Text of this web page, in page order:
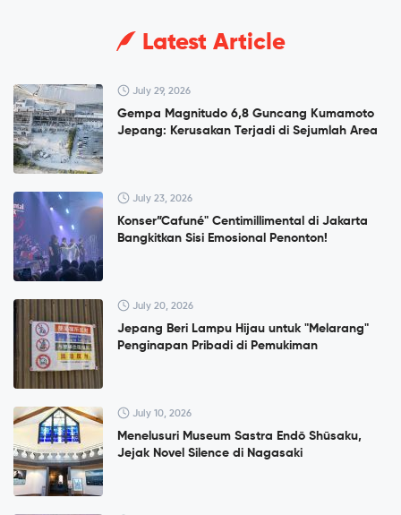
Latest Article
July 29, 2026
Gempa Magnitudo 6,8 Guncang Kumamoto
Jepang: Kerusakan Terjadi di Sejumlah Area
July 23, 2026
Konser”Cafuné" Centimillimental di Jakarta
Bangkitkan Sisi Emosional Penonton!
July 20, 2026
Jepang Beri Lampu Hijau untuk "Melarang"
Penginapan Pribadi di Pemukiman
July 10, 2026
Menelusuri Museum Sastra Endō Shūsaku,
Jejak Novel Silence di Nagasaki